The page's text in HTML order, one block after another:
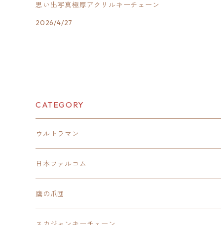
思い出写真極厚アクリルキーチェーン
2026/4/27
CATEGORY
ウルトラマン
モバイルバッテリー
スカジャンキーチェーン
日本ファルコム
イースⅧ
モバイルバッテリー
鷹の爪団